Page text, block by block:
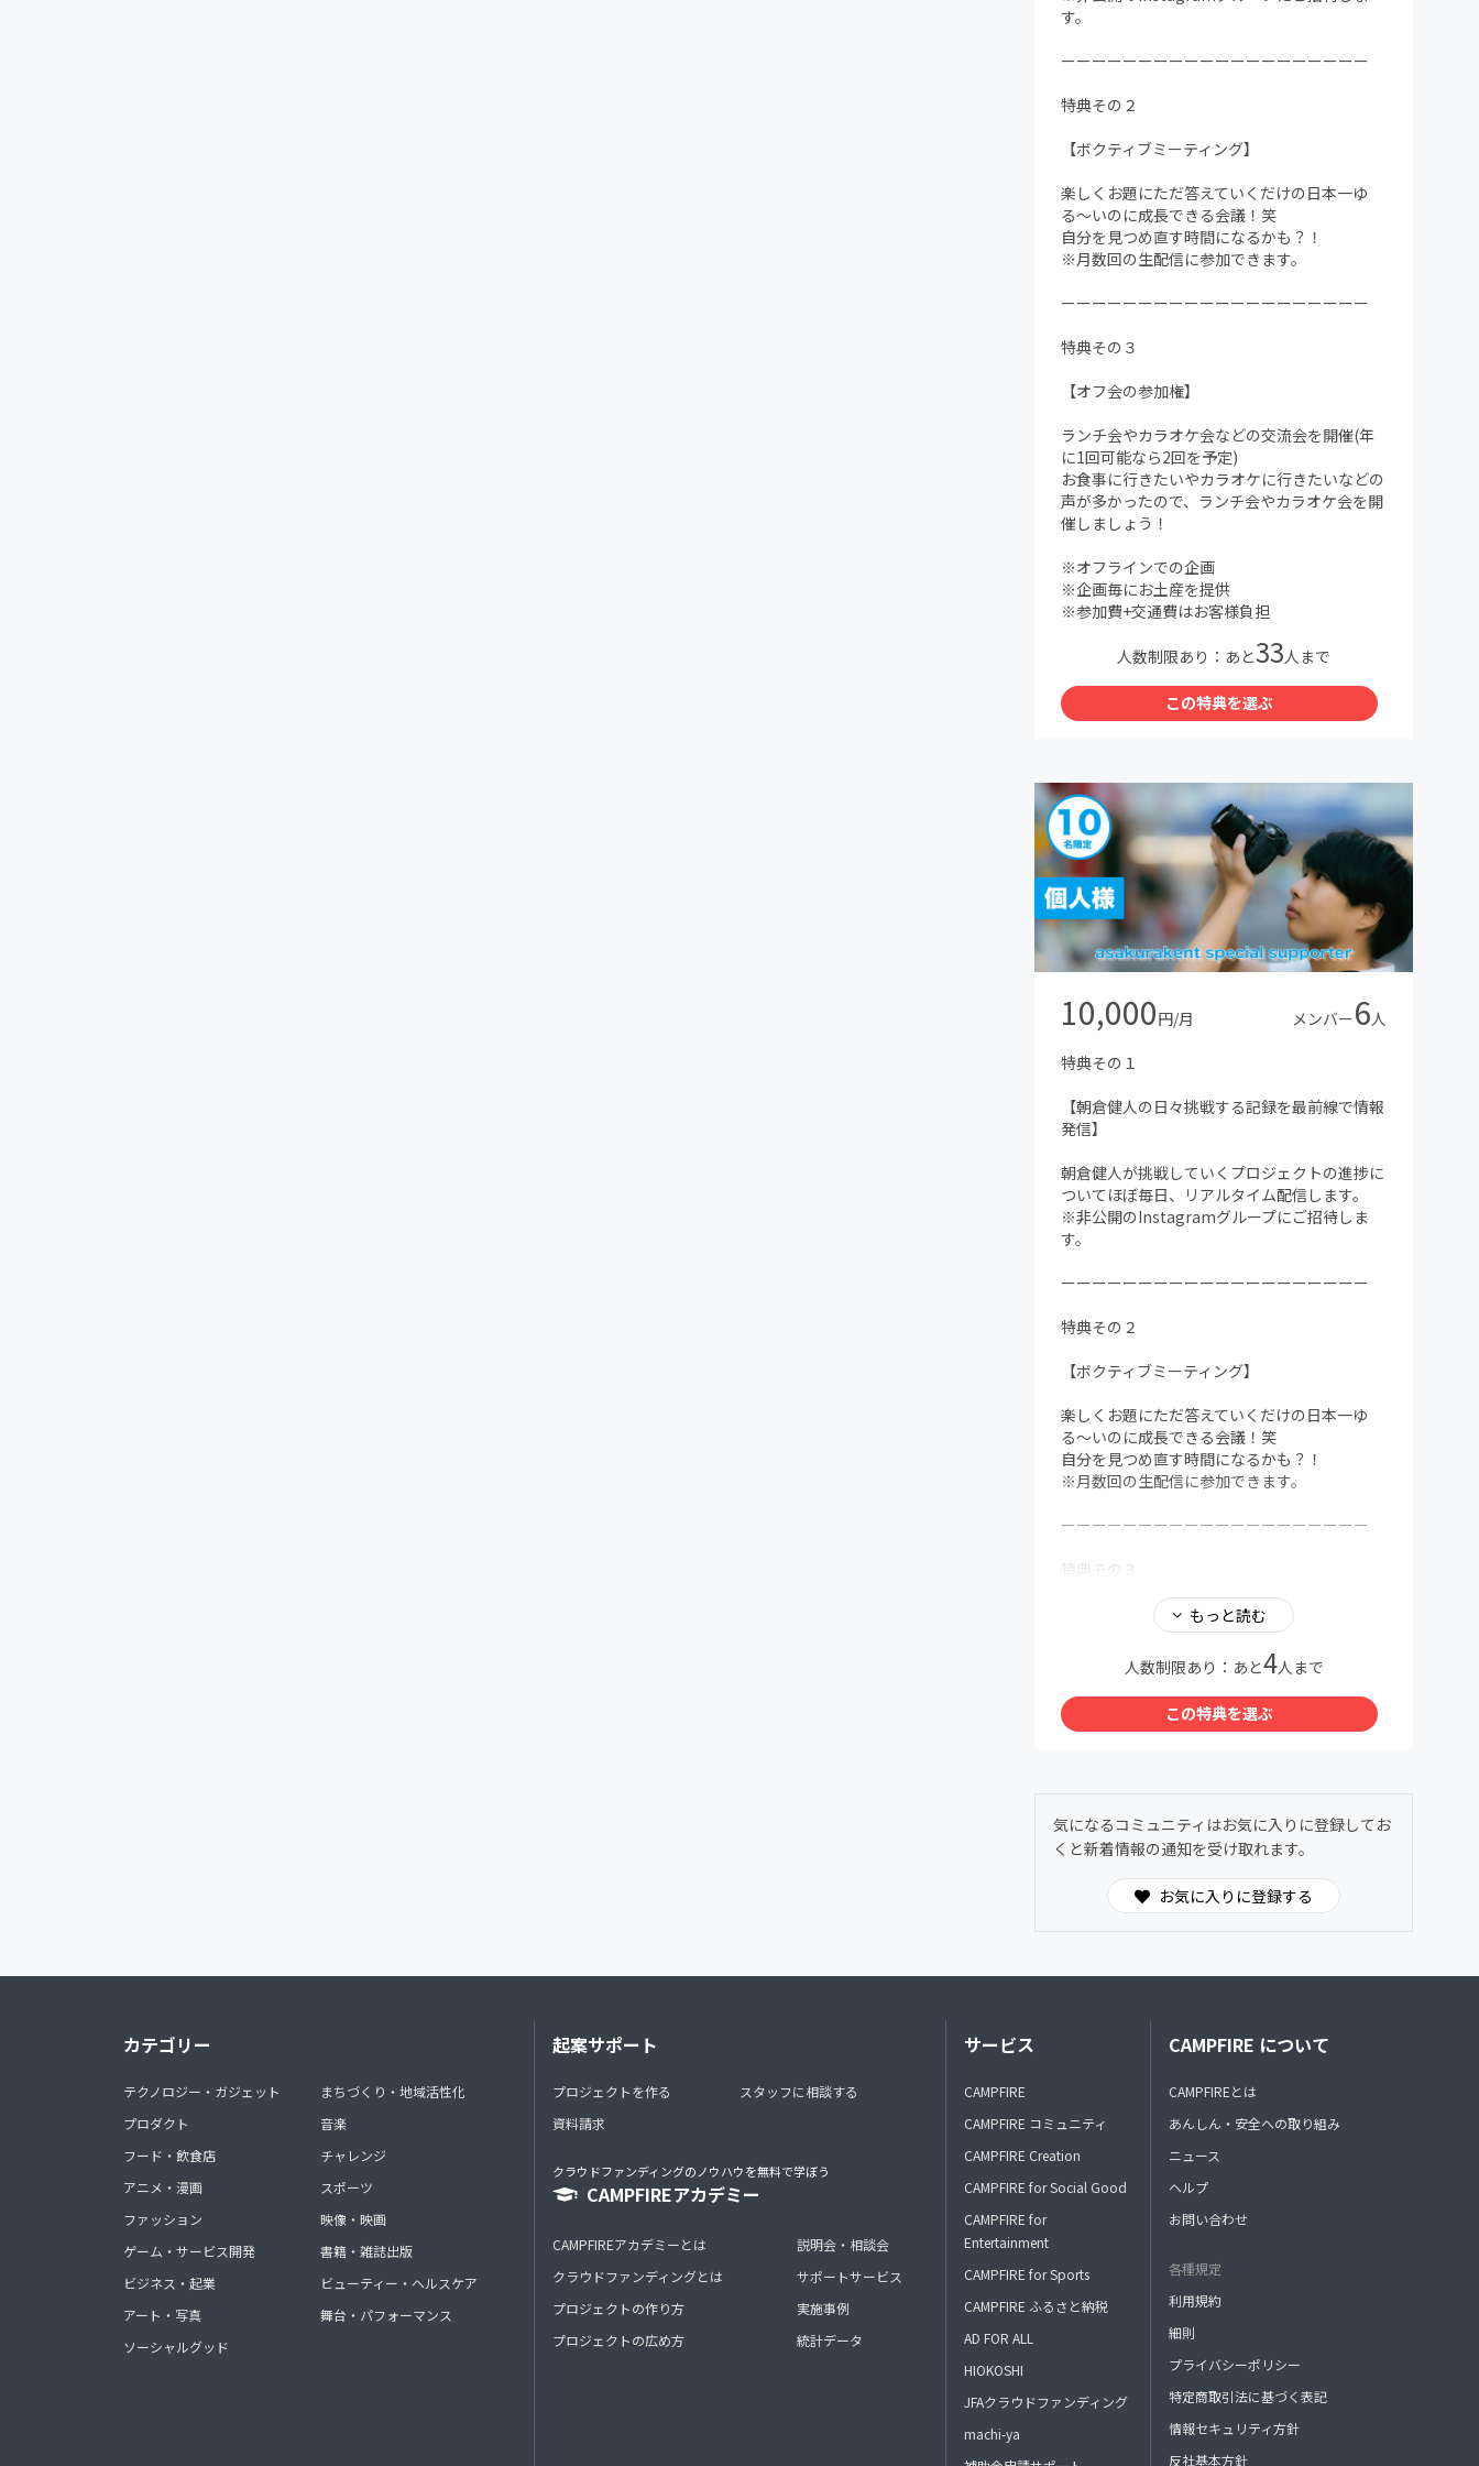
す。
ーーーーーーーーーーーーーーーーーーーー
特典その２
【ボクティブミーティング】
楽しくお題にただ答えていくだけの日本一ゆ
る〜いのに成長できる会議！笑
自分を見つめ直す時間になるかも？！
※月数回の生配信に参加できます。
ーーーーーーーーーーーーーーーーーーーー
特典その３
【オフ会の参加権】
ランチ会やカラオケ会などの交流会を開催(年
に1回可能なら2回を予定)
お食事に行きたいやカラオケに行きたいなどの
声が多かったので、ランチ会やカラオケ会を開
催しましょう！
※オフラインでの企画
※企画毎にお土産を提供
※参加費+交通費はお客様負担
人数制限あり：あと33人まで
この特典を選ぶ
10,000円/月 メンバー6人
特典その１
【朝倉健人の日々挑戦する記録を最前線で情報
発信】
朝倉健人が挑戦していくプロジェクトの進捗に
ついてほぼ毎日、リアルタイム配信します。
※非公開のInstagramグループにご招待しま
す。
ーーーーーーーーーーーーーーーーーーーー
特典その２
【ボクティブミーティング】
楽しくお題にただ答えていくだけの日本一ゆ
る〜いのに成長できる会議！笑
自分を見つめ直す時間になるかも？！
※月数回の生配信に参加できます。
ーーーーーーーーーーーーーーーーーーーー
特典その３
【オフ会の参加権】
ランチ会やカラオケ会などの交流会を開催(年
に1回可能なら2回を予定)
お食事に行きたいやカラオケに行きたいなどの
声が多かったので、ランチ会やカラオケ会を開
※参加費+交通費はお客様負担
ーーーーーーーーーーーーーーーーーーーー
特典その５
【１対１ビデオチャット】
※月一回(約10分)
ーーーーーーーーーーーーーーーーーーーー
【沖縄観光&出張観光依頼】
沖縄に来られる方は朝倉健人と沖縄同行権(半
もっと読む
人数制限あり：あと4人まで
この特典を選ぶ
気になるコミュニティはお気に入りに登録してお
くと新着情報の通知を受け取れます。
お気に入りに登録する
カテゴリー
テクノロジー・ガジェット
プロダクト
フード・飲食店
アニメ・漫画
ファッション
ゲーム・サービス開発
ビジネス・起業
アート・写真
ソーシャルグッド
まちづくり・地域活性化
音楽
チャレンジ
スポーツ
映像・映画
書籍・雑誌出版
ビューティー・ヘルスケア
舞台・パフォーマンス
起案サポート
プロジェクトを作る
資料請求
スタッフに相談する
クラウドファンディングのノウハウを無料で学ぼう
CAMPFIREアカデミー
CAMPFIREアカデミーとは
クラウドファンディングとは
プロジェクトの作り方
プロジェクトの広め方
説明会・相談会
サポートサービス
実施事例
統計データ
サービス
CAMPFIRE
CAMPFIRE コミュニティ
CAMPFIRE Creation
CAMPFIRE for Social Good
CAMPFIRE for
Entertainment
CAMPFIRE for Sports
CAMPFIRE ふるさと納税
AD FOR ALL
HIOKOSHI
JFAクラウドファンディング
machi-ya
CAMPFIRE について
CAMPFIREとは
あんしん・安全への取り組み
ニュース
ヘルプ
お問い合わせ
各種規定
利用規約
細則
プライバシーポリシー
特定商取引法に基づく表記
情報セキュリティ方針
反社基本方針